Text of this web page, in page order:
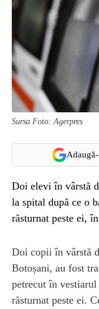
Sursa Foto: Agerpres
Doi elevi în vârstă
la spital după ce o
răsturnat peste ei,
Doi copii în vârstă
Botoșani, au fost
petrecut în
răsturnat peste ei.